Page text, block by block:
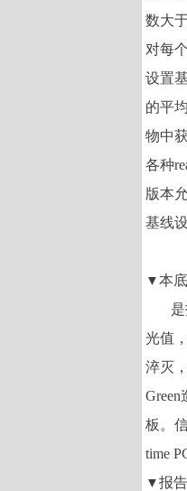
数大
对每
设置
的平
物中
各种
版本
基线
▼本底
光值
淬灭
Green
板。
time
▼报